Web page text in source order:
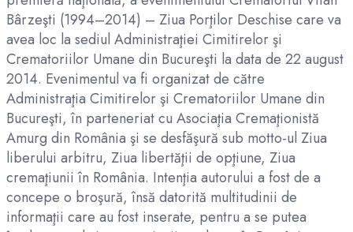
Bârzeşti (1994–2014) – Ziua Porţilor Deschise care va
avea loc la sediul Administraţiei Cimitirelor şi
Crematoriilor Umane din Bucureşti la data de 22 august
2014. Evenimentul va fi organizat de către
Administraţia Cimitirelor şi Crematoriilor Umane din
Bucureşti, în parteneriat cu Asociaţia Cremaţionistă
Amurg din România şi se desfăşură sub motto-ul Ziua
liberului arbitru, Ziua libertăţii de opţiune, Ziua
cremaţiunii în România. Intenţia autorului a fost de a
concepe o broşură, însă datorită multitudinii de
informaţii care au fost inserate, pentru a se putea